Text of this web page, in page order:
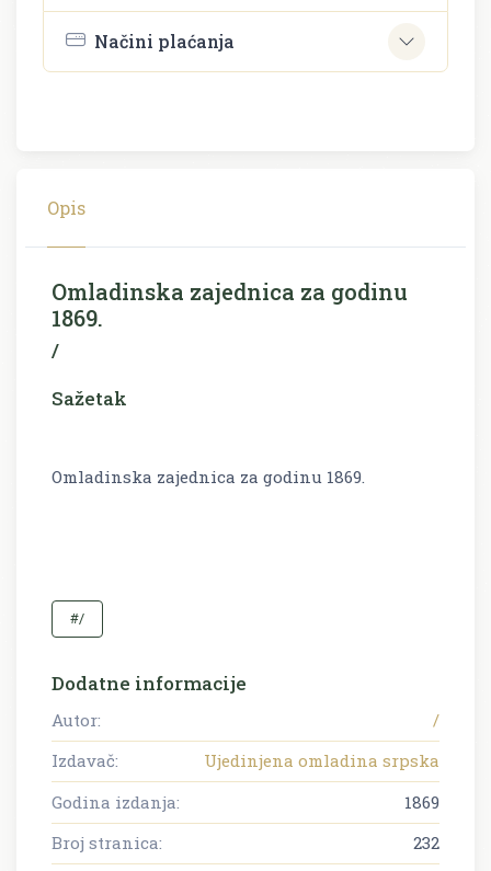
Načini plaćanja
Opis
Omladinska zajednica za godinu
1869.
/
Sažetak
Omladinska zajednica za godinu 1869.
#/
Dodatne informacije
Autor:
/
Izdavač:
Ujedinjena omladina srpska
Godina izdanja:
1869
Broj stranica:
232